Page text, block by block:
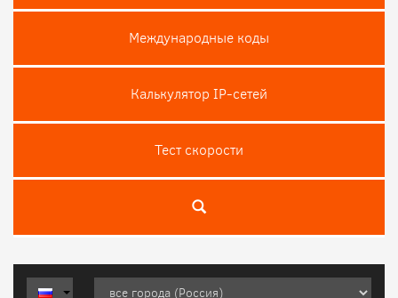
Международные коды
Калькулятор IP-сетей
Тест скороcти